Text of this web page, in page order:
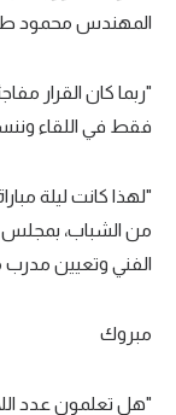
المهندس محمود
"ربما كان القرار
فقط في اللقاء
"لهذا كانت ليلة
من الشباب، بمجلس
الفني وتعيين
مبروك
"هل تعلمون عدد